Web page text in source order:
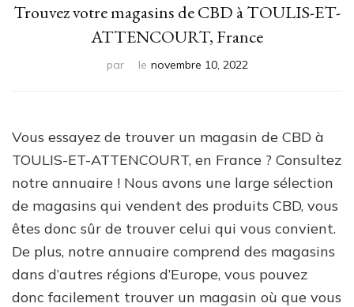
Trouvez votre magasins de CBD à TOULIS-ET-
ATTENCOURT, France
par le novembre 10, 2022
Vous essayez de trouver un magasin de CBD à
TOULIS-ET-ATTENCOURT, en France ? Consultez
notre annuaire ! Nous avons une large sélection
de magasins qui vendent des produits CBD, vous
êtes donc sûr de trouver celui qui vous convient.
De plus, notre annuaire comprend des magasins
dans d’autres régions d’Europe, vous pouvez
donc facilement trouver un magasin où que vous